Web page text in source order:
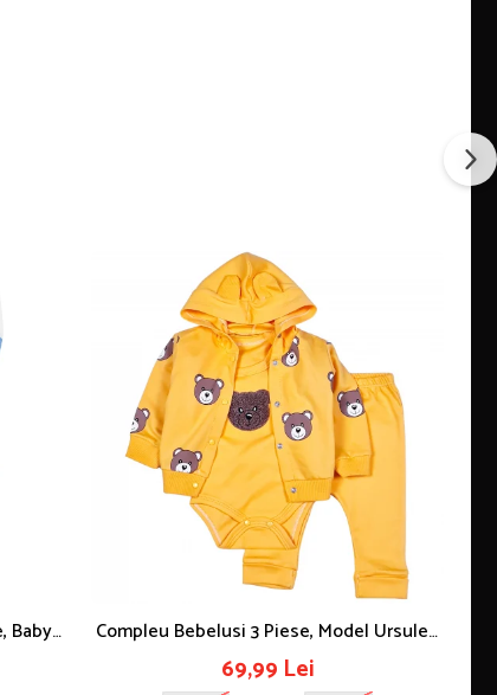
Baby
Compleu Bebelusi 3 Piese, Model Ursulet,
Galben
69,99 Lei